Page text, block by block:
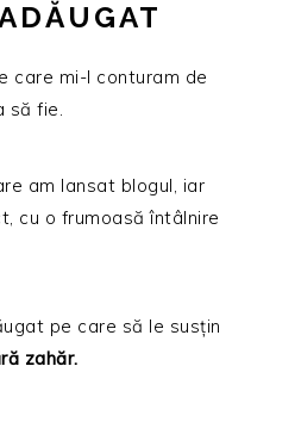
care mi-l conturam de
să fie.
am lansat blogul, iar
cu o frumoasă întâlnire
pe care să le susțin
zahăr.